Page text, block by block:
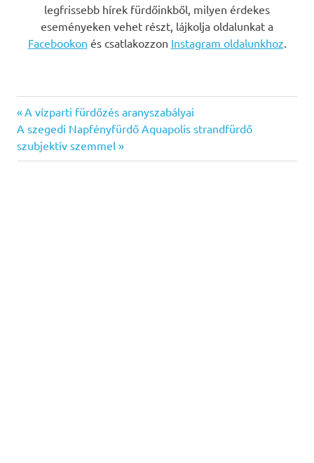
legfrissebb hírek fürdőinkből, milyen érdekes
eseményeken vehet részt, lájkolja oldalunkat a
Facebookon és csatlakozzon Instagram oldalunkhoz
Bejegyzés
navigáció
Previous
Post:
A vízparti fürdőzés aranyszabályai
Next
Post:
A szegedi Napfényfürdő Aquapolis strandfürdő
szubjektív szemmel